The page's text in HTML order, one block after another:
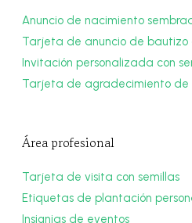
Anuncio de nacimiento
Tarjeta de anuncio de bautizo
Invitación personalizada con
Tarjeta de agradecimiento de
Área profesional
Tarjeta de visita con semillas
Etiquetas de plantación
Insignias de eventos